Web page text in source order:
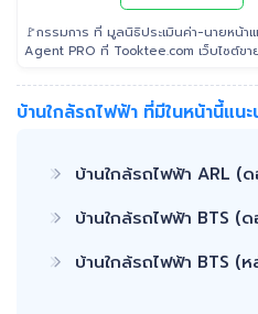
🚩กรรมการ ที่ มูลนิธิประเมินค่า-นายหน้าแห่งประเทศไ
Agent PRO ที่ Tooktee.com เว็บไซต์ข
5 🚩 เป็นวิทยากรบรรยาย "นายหน้า" อสังหาริมทรัพย์ ที่ โรงเรียนธุรกิจ
อสังหาริมทรัพย์ไทย 🚩 Property Consultant ที่ Tooktee ขาย-ซื้อ บ้าน
บ้านใกล้รถไฟฟ้า ที่มีในหน้านี้แนะ
บ้านใกล้รถไฟฟ้า ARL (
บ้านใกล้รถไฟฟ้า BTS (
บ้านใกล้รถไฟฟ้า BTS (